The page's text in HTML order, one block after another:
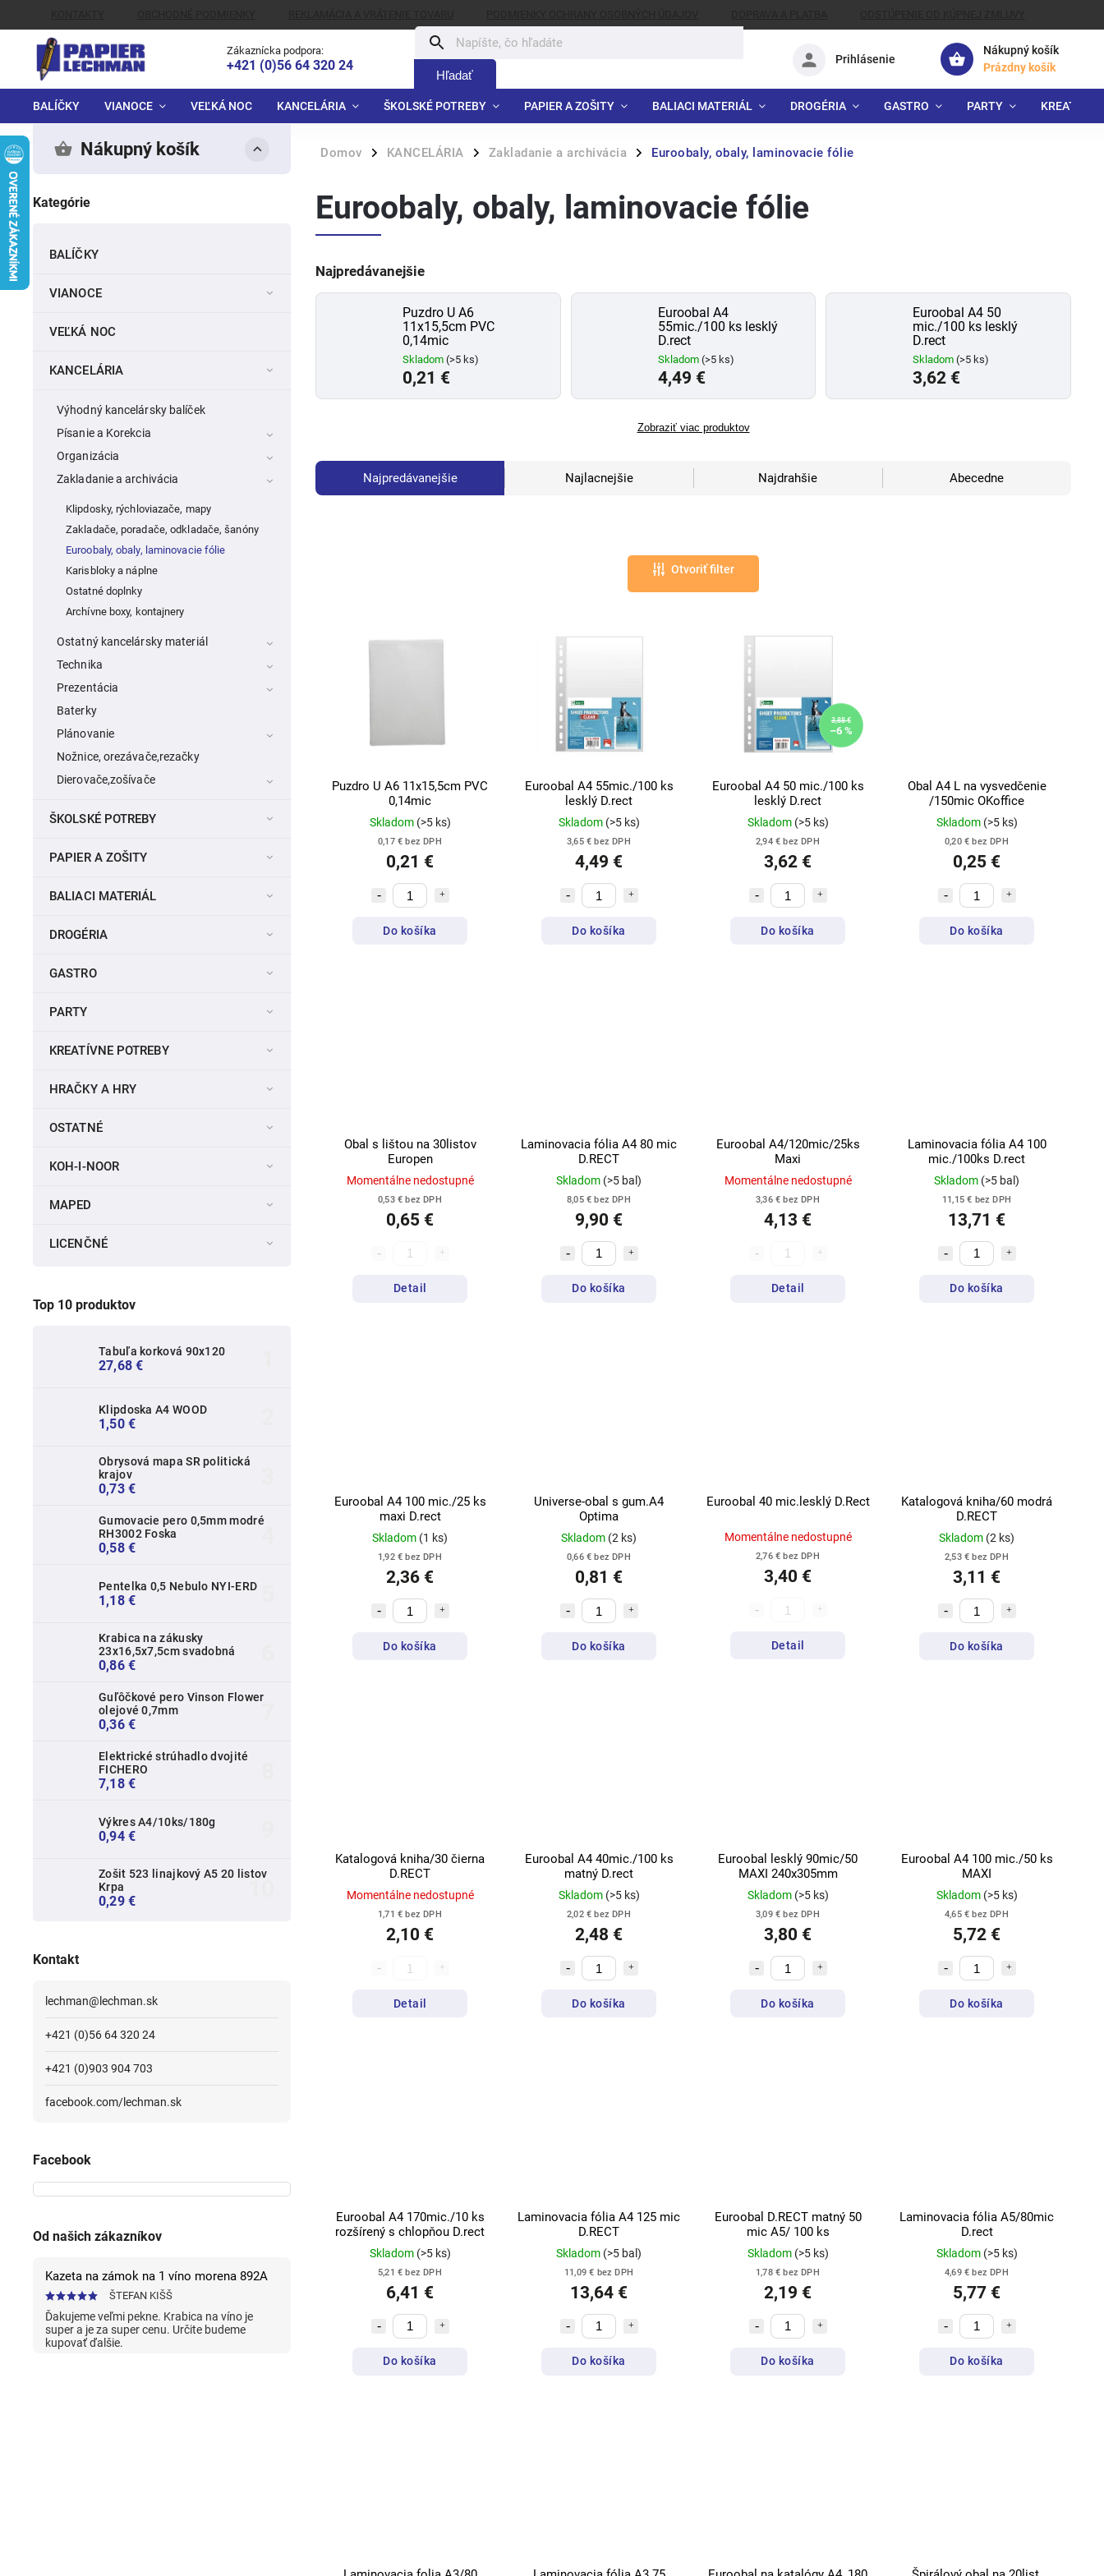
ALTERNATÍVNE RIEŠENIE SPOROV
Zákaznícka podpora:
+421 (0)56 64 320 24
Hľadať
Nákupný košík
Prázdny košík
Prihlásenie
BALÍČKY VIANOCE VEĽKÁ NOC KANCELÁRIA ŠKOLSKÉ POTREBY PAPIER A ZOŠITY BALIACI MATERIÁL DROGÉRIA GASTRO PARTY
Domov / KANCELÁRIA / Zakladanie a archivácia / Euroobaly, obaly, laminovacie fólie
Nákupný košík
Kategórie
BALÍČKY
VIANOCE
VEĽKÁ NOC
KANCELÁRIA
Výhodný kancelársky balíček
Písanie a Korekcia
Organizácia
Zakladanie a archivácia
Klipdosky, rýchloviazače, mapy
Zakladače, poradače, odkladače, šanóny
Euroobaly, obaly, laminovacie fólie
Karisbloky a náplne
Ostatné doplnky
Archívne boxy, kontajnery
Ostatný kancelársky materiál
Technika
Prezentácia
Baterky
Plánovanie
Nožnice, orezávače,rezačky
Dierovače,zošívače
ŠKOLSKÉ POTREBY
PAPIER A ZOŠITY
BALIACI MATERIÁL
DROGÉRIA
GASTRO
PARTY
KREATÍVNE POTREBY
HRAČKY A HRY
OSTATNÉ
KOH-I-NOOR
MAPED
LICENČNÉ
Top 10 produktov
Tabuľa korková 90x120
27,68 €
Klipdoska A4 WOOD
1,50 €
Obrysová mapa SR politická
krajov
0,73 €
Gumovacie pero 0,5mm modré
RH3002 Foska
0,58 €
Pentelka 0,5 Nebulo NYI-ERD
1,18 €
Krabica na zákusky
23x16,5x7,5cm svadobná
0,86 €
Guľôčkové pero Vinson Flower
olejové 0,7mm
0,36 €
Elektrické strúhadlo dvojité
FICHERO
7,18 €
Výkres A4/10ks/180g
0,94 €
Zošit 523 linajkový A5 20 listov
Krpa
0,29 €
Kontakt
lechman@ lechman.sk
+421 (0)56 64 320 24
+421 (0)903 904 703
facebook.com/lechman.sk
Facebook
Od našich zákazníkov
Kazeta na zámok na 1 víno morena 892A
ŠTEFAN KIŠŠ
Ďakujeme veľmi pekne. Krabica na víno je
super a je za super cenu. Určite budeme
kupovať ďalšie.
Euroobaly, obaly, laminovacie fólie
Najpredávanejšie
Puzdro U A6
11x15,5cm PVC
0,14mic
Skladom (>5 ks)
0,21 €
Euroobal A4
55mic./100 ks lesklý
D.rect
Skladom (>5 ks)
4,49 €
Euroobal A4 50
mic./100 ks lesklý
D.rect
Skladom(>5 ks)
3,62 €
Zobraziť viac produktov
Najpredávanejšie Najlacnejšie Najdrahšie Abecedne
Otvoriť filter
Puzdro U A6 11x15,5cm PVC
0,14mic
Skladom (>5 ks)
0,17 € bez DPH
0,21 €
Do košíka
Euroobal A4 55mic./100 ks
lesklý D.rect
Skladom (>5 ks)
3,65 € bez DPH
4,49 €
Do košíka
3,88 €
–6 %
Euroobal A4 50 mic./100 ks
lesklý D.rect
Skladom (>5 ks)
2,94 € bez DPH
3,62 €
Do košíka
Obal A4 L na vysvedčenie
/150mic OKoffice
Skladom (>5 ks)
0,20 € bez DPH
0,25 €
Do košíka
Obal s lištou na 30listov
Europen
Momentálne nedostupné
0,53 € bez DPH
0,65 €
Detail
Laminovacia fólia A4 80 mic
D.RECT
Skladom (>5 bal)
8,05 € bez DPH
9,90 €
Do košíka
Euroobal A4/120mic/25ks
Maxi
Momentálne nedostupné
3,36 € bez DPH
4,13 €
Detail
Laminovacia fólia A4 100
mic./100ks D.rect
Skladom (>5 bal)
11,15 € bez DPH
13,71 €
Do košíka
Euroobal A4 100 mic./25 ks
maxi D.rect
Skladom (1 ks)
1,92 € bez DPH
2,36 €
Do košíka
Universe-obal s gum.A4
Optima
Skladom (2 ks)
0,66 € bez DPH
0,81 €
Do košíka
Euroobal 40 mic.lesklý D.Rect
Momentálne nedostupné
2,76 € bez DPH
3,40 €
Detail
Katalogová kniha/60 modrá
D.RECT
Skladom (2 ks)
2,53 € bez DPH
3,11 €
Do košíka
Katalogová kniha/30 čierna
D.RECT
Momentálne nedostupné
1,71 € bez DPH
2,10 €
Detail
Euroobal A4 40mic./100 ks
matný D.rect
Skladom (>5 ks)
2,02 € bez DPH
2,48 €
Do košíka
Euroobal lesklý 90mic/50
MAXI 240x305mm
Skladom (>5 ks)
3,09 € bez DPH
3,80 €
Do košíka
Euroobal A4 100 mic./50 ks
MAXI
Skladom (>5 ks)
4,65 € bez DPH
5,72 €
Do košíka
Euroobal A4 170mic./10 ks
rozšírený s chlopňou D.rect
Skladom (>5 ks)
5,21 € bez DPH
6,41 €
Do košíka
Laminovacia fólia A4 125 mic
D.RECT
Skladom (>5 bal)
11,09 € bez DPH
13,64 €
Do košíka
Euroobal D.RECT matný 50
mic A5/ 100 ks
Skladom (>5 ks)
1,78 € bez DPH
2,19 €
Do košíka
Laminovacia fólia A5/80mic
D.rect
Skladom (>5 ks)
4,69 € bez DPH
5,77 €
Do košíka